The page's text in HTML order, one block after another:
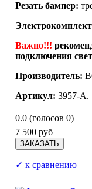
Резать бампер:
Важно!!!
подключения
Производитель:
Артикул: 3957-A.
0.0 (голосов 0)
7 500 руб
✓ к сравнению